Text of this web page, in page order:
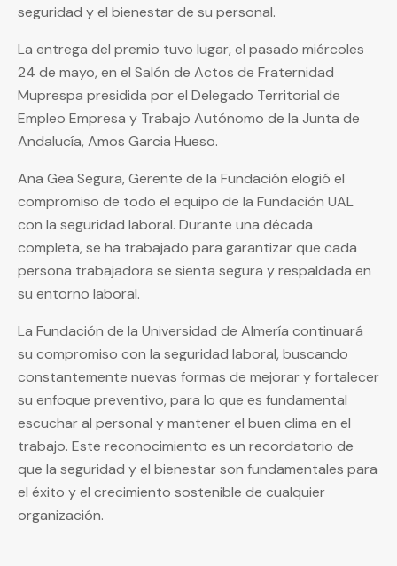
seguridad y el bienestar de su personal.
La entrega del premio tuvo lugar, el pasado miércoles
24 de mayo, en el Salón de Actos de Fraternidad
Muprespa presidida por el Delegado Territorial de
Empleo Empresa y Trabajo Autónomo de la Junta de
Andalucía, Amos Garcia Hueso.
Ana Gea Segura, Gerente de la Fundación elogió el
compromiso de todo el equipo de la Fundación UAL
con la seguridad laboral. Durante una década
completa, se ha trabajado para garantizar que cada
persona trabajadora se sienta segura y respaldada en
su entorno laboral.
La Fundación de la Universidad de Almería continuará
su compromiso con la seguridad laboral, buscando
constantemente nuevas formas de mejorar y fortalecer
su enfoque preventivo, para lo que es fundamental
escuchar al personal y mantener el buen clima en el
trabajo. Este reconocimiento es un recordatorio de
que la seguridad y el bienestar son fundamentales para
el éxito y el crecimiento sostenible de cualquier
organización.